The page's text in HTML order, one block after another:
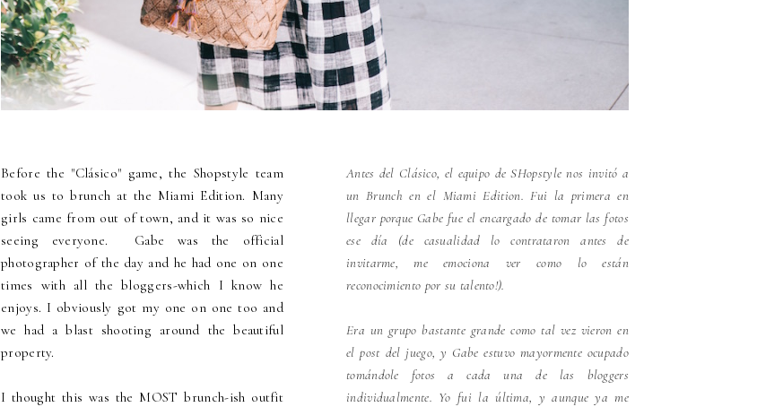
Before the "Clásico" game, the Shopstyle team
took us to brunch at the Miami Edition. Many
girls came from out of town, and it was so nice
seeing everyone. Gabe was the official
photographer of the day and he had one on one
times with all the bloggers-which I know he
enjoys. I obviously got my one on one too and
we had a blast shooting around the beautiful
property.
I thought this was the MOST brunch-ish outfit
Antes del Clásico, el equipo de SHopstyle nos invitó a
un Brunch en el Miami Edition. Fui la primera en
llegar porque Gabe fue el encargado de tomar las fotos
ese día (de casualidad lo contrataron antes de
invitarme, me emociona ver como lo están
reconocimiento por su talento!).
Era un grupo bastante grande como tal vez vieron en
el post del juego, y Gabe estuvo mayormente ocupado
tomándole fotos a cada una de las bloggers
individualmente. Yo fui la última, y aunque ya me